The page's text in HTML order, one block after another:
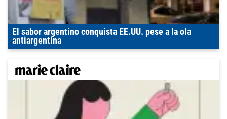
El sabor argentino conquista EE.UU. pese a la ola
antiargentina